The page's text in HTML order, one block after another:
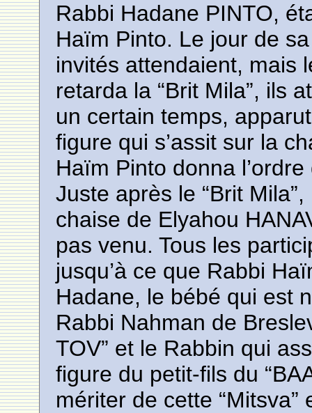
Rabbi Hadane PINTO,
Haïm Pinto. Le jour de
invités attendaient, mais
retarda la “Brit Mila”, ils
un certain temps,
figure qui s’assit sur la
Haïm Pinto donna
Juste après le “Brit
chaise de Elyahou
pas venu. Tous les
jusqu’à ce que Rabbi
Hadane, le bébé qui est
Rabbi Nahman de
TOV” et le Rabbin qui
figure du petit-fils du
mériter de cette “Mitsva”